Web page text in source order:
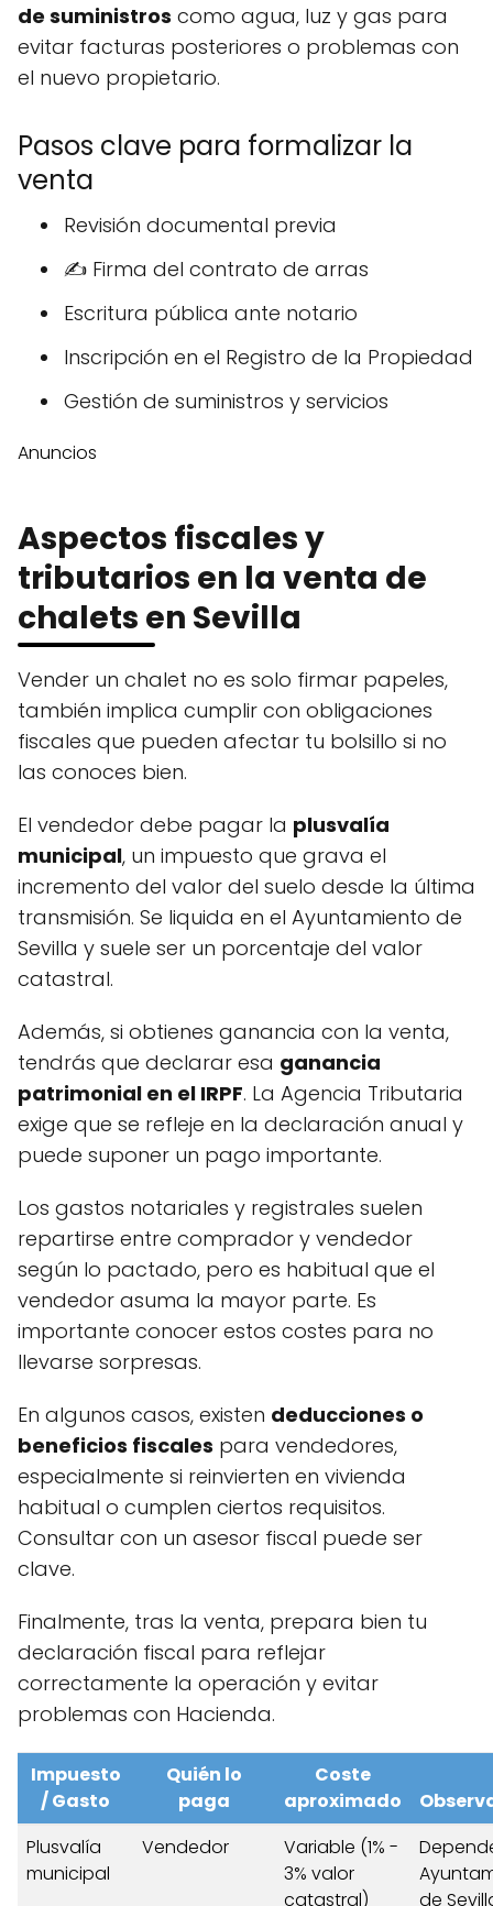
de suministros como agua, luz y gas para
evitar facturas posteriores o problemas con
el nuevo propietario.
Pasos clave para formalizar la
venta ️
Revisión documental previa
✍️ Firma del contrato de arras
Escritura pública ante notario
Inscripción en el Registro de la Propiedad
Gestión de suministros y servicios
Anuncios
Aspectos fiscales y
tributarios en la venta de
chalets en Sevilla
Vender un chalet no es solo firmar papeles,
también implica cumplir con obligaciones
fiscales que pueden afectar tu bolsillo si no
las conoces bien.
El vendedor debe pagar la plusvalía
municipal, un impuesto que grava el
incremento del valor del suelo desde la última
transmisión. Se liquida en el Ayuntamiento de
Sevilla y suele ser un porcentaje del valor
catastral.
Además, si obtienes ganancia con la venta,
tendrás que declarar esa ganancia
patrimonial en el IRPF. La Agencia Tributaria
exige que se refleje en la declaración anual y
puede suponer un pago importante.
Los gastos notariales y registrales suelen
repartirse entre comprador y vendedor
según lo pactado, pero es habitual que el
vendedor asuma la mayor parte. Es
importante conocer estos costes para no
llevarse sorpresas.
En algunos casos, existen deducciones o
beneficios fiscales para vendedores,
especialmente si reinvierten en vivienda
habitual o cumplen ciertos requisitos.
Consultar con un asesor fiscal puede ser
clave.
Finalmente, tras la venta, prepara bien tu
declaración fiscal para reflejar
correctamente la operación y evitar
problemas con Hacienda.
Impuesto
/ Gasto
Quién lo
paga
Coste
aproximado
Plusvalía
municipal
Vendedor
Variable (1% -
3% valor
catastral)
de